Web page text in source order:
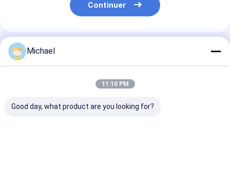
Continuer
Produits Recommandés
Michael
11:10 PM
Good day, what product are you looking for?